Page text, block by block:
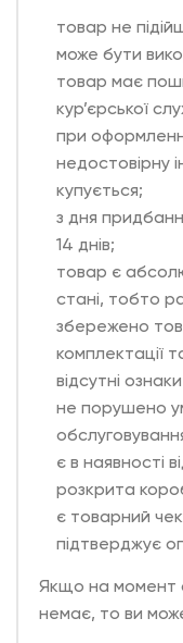
товар не
може бути
товар має
кур’єрської
при
недостовірну
купується;
з дня
14 днів;
товар є
стані, тобто
збережено
комплектації
відсутні
не порушено
є в наявності
розкрита
є товарний
підтверджує
Якщо на момент
немає, то ви